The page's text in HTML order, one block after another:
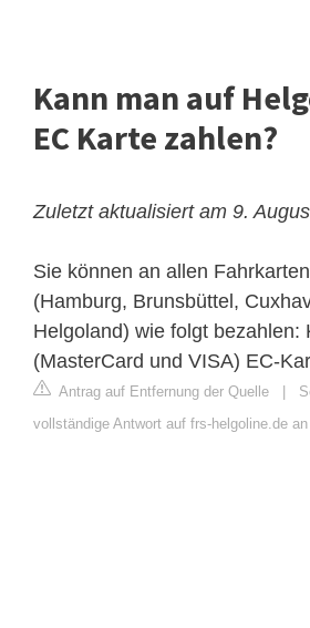
Kann man auf
EC Karte zahlen?
Zuletzt aktualisiert am 9.
Sie können an allen
(Hamburg, Brunsbüttel,
Helgoland) wie folgt bezahlen:
(MasterCard und VISA) EC-
Antrag auf Entfernung der Quelle
vollständige Antwort auf frs-helgoline.de an